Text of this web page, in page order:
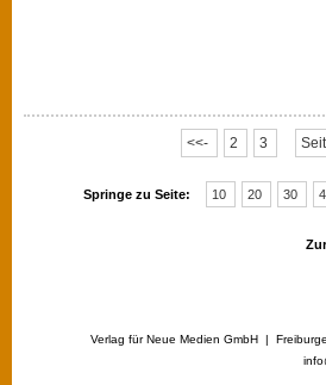
<<- 2 3
Springe zu Seite: 10 20 30
Verlag für Neue Medien GmbH |